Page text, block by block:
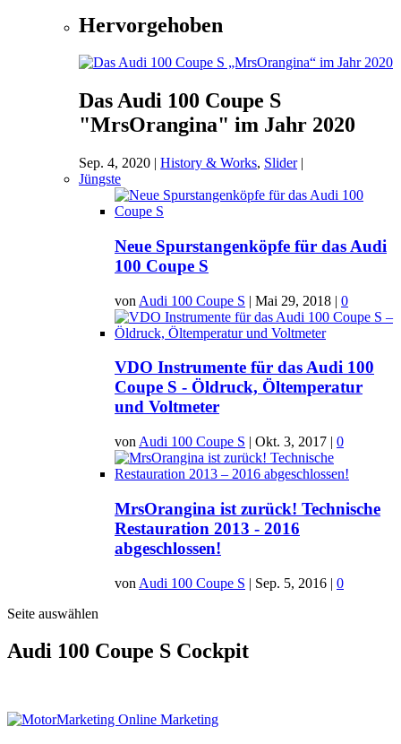
Hervorgehoben
Das Audi 100 Coupe S
"MrsOrangina" im Jahr 2020
Sep. 4, 2020 | History & Works, Slider|
Jüngste
Neue Spurstangenköpfe für das Audi
100 Coupe S
von Audi 100 Coupe S | Mai 29, 2018 | 0
VDO Instrumente für das Audi 100
Coupe S - Öldruck, Öltemperatur
und Voltmeter
von Audi 100 Coupe S | Okt. 3, 2017 | 0
MrsOrangina ist zurück! Technische
Restauration 2013 - 2016
abgeschlossen!
von Audi 100 Coupe S | Sep. 5, 2016 | 0
Seite auswählen
Audi 100 Coupe S Cockpit